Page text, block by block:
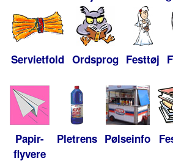
Servietfold Ordsprog Festtøj
Papir-
flyvere
Pletrens Pølseinfo